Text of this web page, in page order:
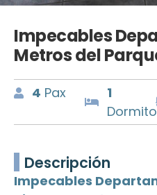
Impecables
Metros del
4 Pax
1
Descripción
Impecables